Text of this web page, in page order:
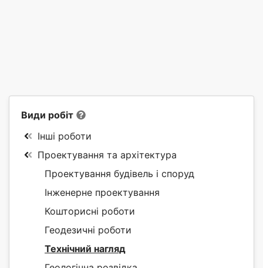
Види робіт
Інші роботи
Проектування та архітектура
Проектування будівель і споруд
Інженерне проектування
Кошторисні роботи
Геодезичні роботи
Технічний нагляд